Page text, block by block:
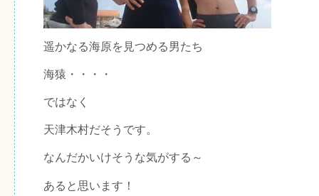
遥かなる海原を見つめる男たち
海猿・・・・
ではなく
天津木村だそうです。
なんだかいけそうな気がする～
あると思います！